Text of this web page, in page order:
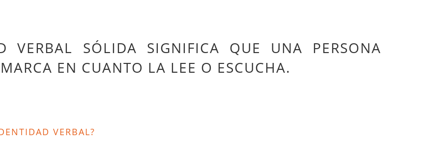
VERBAL SÓLIDA SIGNIFICA QUE UNA PERSONA
EN CUANTO LA LEE O ESCUCHA.
VERBAL?